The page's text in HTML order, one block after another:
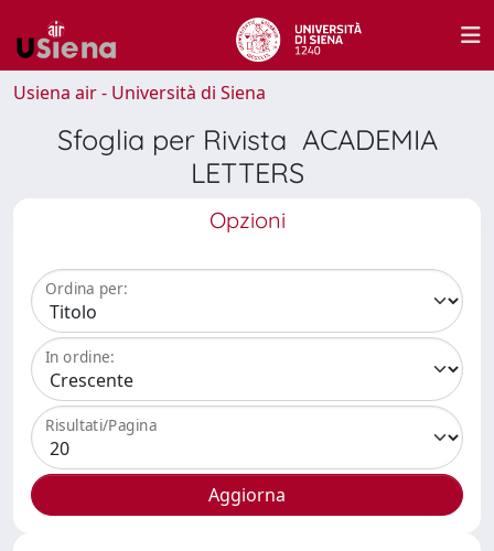
Usiena air - Università di Siena
Sfoglia per Rivista ACADEMIA
LETTERS
Opzioni
Ordina per:
In ordine:
Risultati/Pagina